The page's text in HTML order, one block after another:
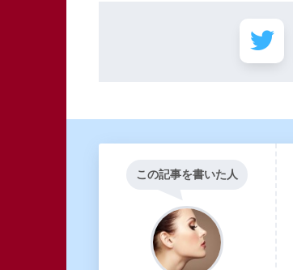
この記事を書いた人